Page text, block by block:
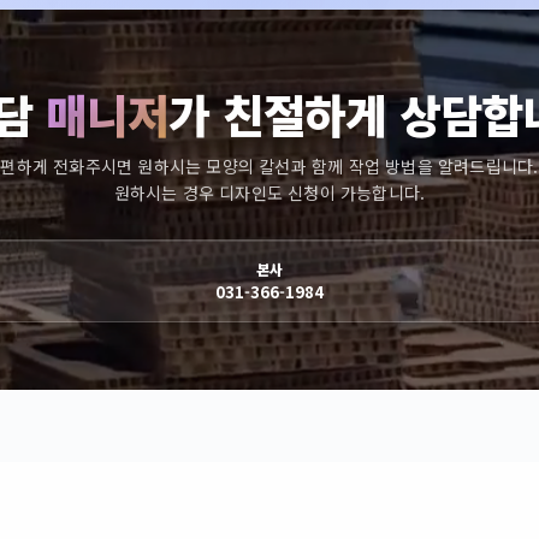
매니저가 친절하게 상담합
편하게 전화주시면 원하시는 모양의 칼선과 함께 작업 방법을 알려드립니다.
원하시는 경우 디자인도 신청이 가능합니다.
본사
031-366-1984